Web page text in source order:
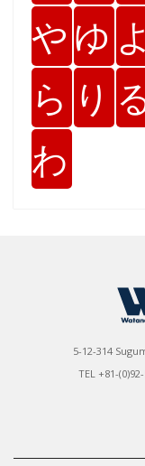
や ゆ よ
ら り
わ
5-12-314
TEL +81-